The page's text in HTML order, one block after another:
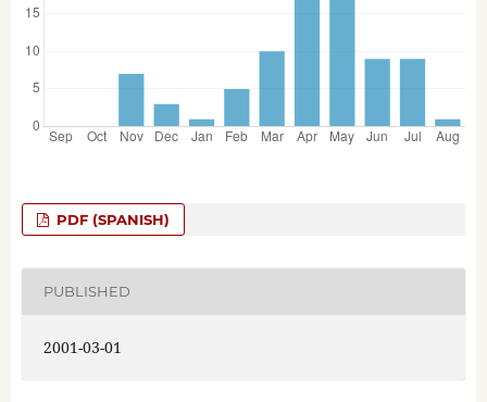
PDF (SPANISH)
PUBLISHED
2001-03-01